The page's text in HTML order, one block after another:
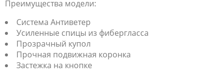
Преимущества модели:
Система Антиветер
Усиленные спицы из фибергласса
Прозрачный купол
Прочная подвижная коронка
Застежка на кнопке